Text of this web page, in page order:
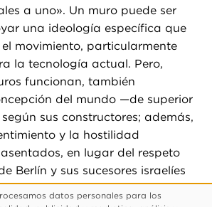
a uno». Un muro puede ser
una ideología específica que
movimiento, particularmente
la tecnología actual. Pero,
funcionan, también
del mundo —de superior
sus constructores; además,
y la hostilidad
en lugar del respeto
Berlín y sus sucesores israelíes
es cierto.
datos personales para los